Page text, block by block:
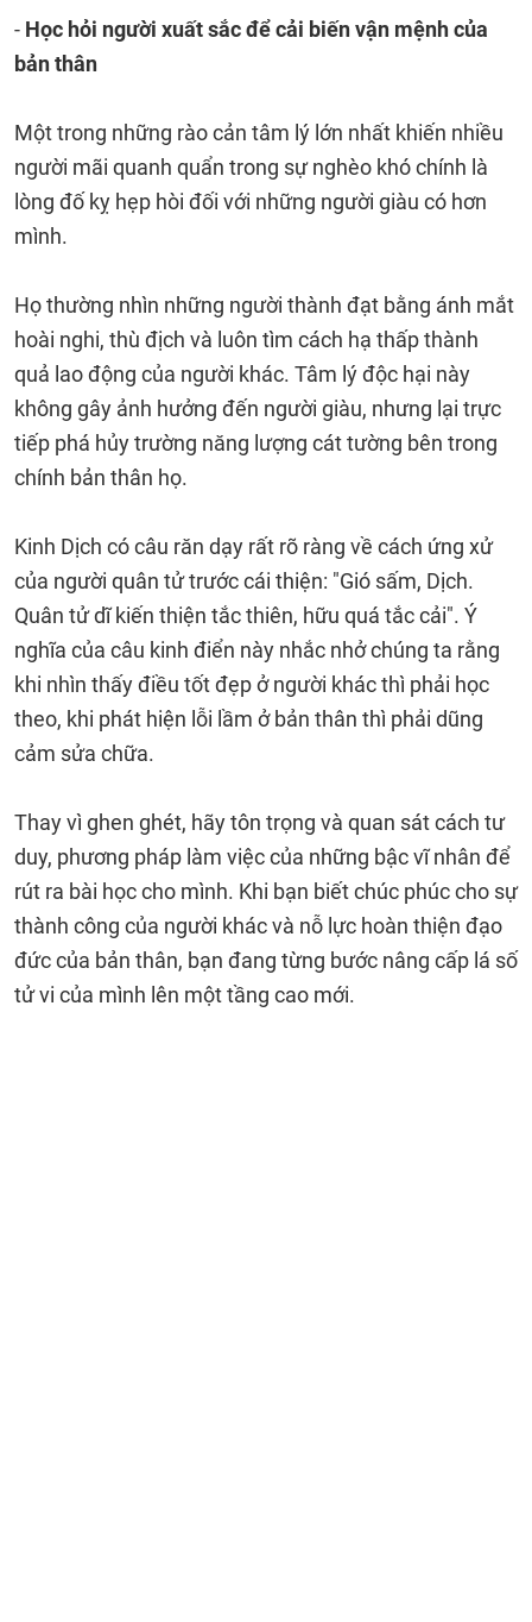
- Học hỏi người xuất sắc để cải biến vận mệnh của
bản thân
Một trong những rào cản tâm lý lớn nhất khiến nhiều
người mãi quanh quẩn trong sự nghèo khó chính là
lòng đố kỵ hẹp hòi đối với những người giàu có hơn
mình.
Họ thường nhìn những người thành đạt bằng ánh mắt
hoài nghi, thù địch và luôn tìm cách hạ thấp thành
quả lao động của người khác. Tâm lý độc hại này
không gây ảnh hưởng đến người giàu, nhưng lại trực
tiếp phá hủy trường năng lượng cát tường bên trong
chính bản thân họ.
Kinh Dịch có câu răn dạy rất rõ ràng về cách ứng xử
của người quân tử trước cái thiện: "Gió sấm, Dịch.
Quân tử dĩ kiến thiện tắc thiên, hữu quá tắc cải". Ý
nghĩa của câu kinh điển này nhắc nhở chúng ta rằng
khi nhìn thấy điều tốt đẹp ở người khác thì phải học
theo, khi phát hiện lỗi lầm ở bản thân thì phải dũng
cảm sửa chữa.
Thay vì ghen ghét, hãy tôn trọng và quan sát cách tư
duy, phương pháp làm việc của những bậc vĩ nhân để
rút ra bài học cho mình. Khi bạn biết chúc phúc cho sự
thành công của người khác và nỗ lực hoàn thiện đạo
đức của bản thân, bạn đang từng bước nâng cấp lá số
tử vi của mình lên một tầng cao mới.